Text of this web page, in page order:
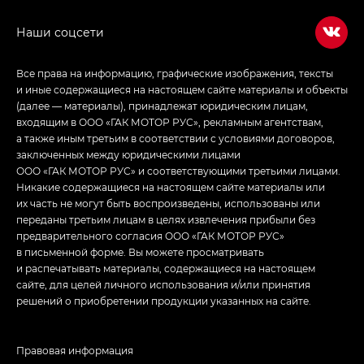
Все права на информацию, графические изображения, тексты
и иные содержащиеся на настоящем сайте материалы и объекты
(далее — материалы), принадлежат юридическим лицам,
входящим в ООО «ГАК МОТОР РУС», рекламным агентствам,
а также иным третьим в соответствии с условиями договоров,
заключенных между юридическими лицами
ООО «ГАК МОТОР РУС» и соответствующими третьими лицами.
Никакие содержащиеся на настоящем сайте материалы или
их часть не могут быть воспроизведены, использованы или
переданы третьим лицам в целях извлечения прибыли без
предварительного согласия ООО «ГАК МОТОР РУС»
в письменной форме. Вы можете просматривать
и распечатывать материалы, содержащиеся на настоящем
сайте, для целей личного использования и/или принятия
решений о приобретении продукции указанных на сайте.
Правовая информация